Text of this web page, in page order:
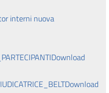
interni nuova
Download
Download